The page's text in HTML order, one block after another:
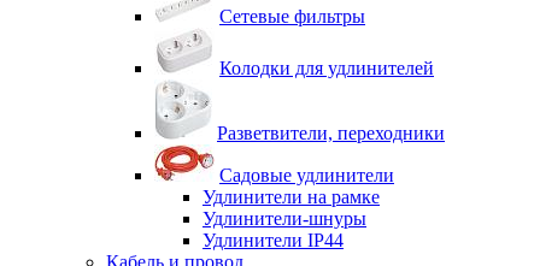
Сетевые фильтры
Колодки для удлинителей
Разветвители, переходники
Садовые удлинители
Удлинители на рамке
Удлинители-шнуры
Удлинители IP44
Кабель и провод